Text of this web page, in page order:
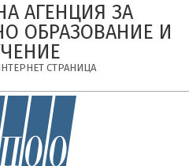
АГЕНЦИЯ ЗА
ОБРАЗОВАНИЕ И
СТРАНИЦА